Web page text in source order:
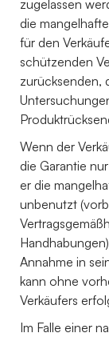
zugelassen
die
für den
schützenden
zurücksenden,
Wenn der
die Garantie
er die
unbenutzt
Annahme in
kann ohne
Verkäufers
Im Falle einer